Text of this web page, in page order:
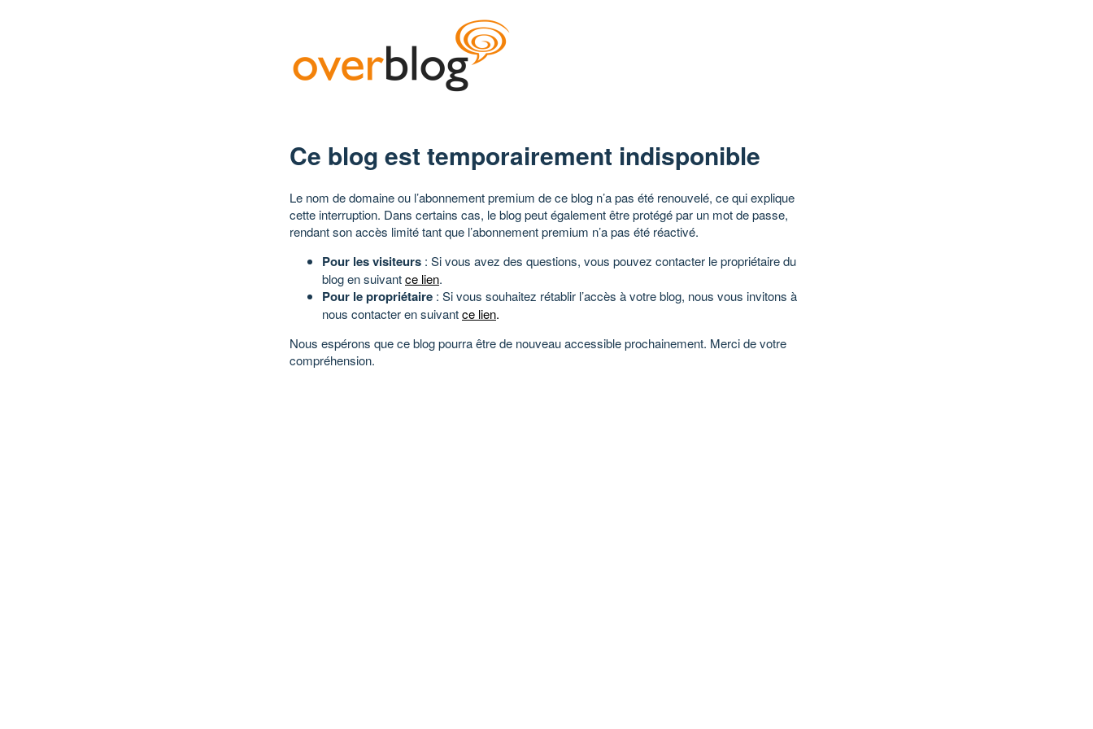
Ce blog est temporairement indisponible
Le nom de domaine ou l’abonnement premium de ce blog n’a pas été renouvelé, ce qui explique
cette interruption. Dans certains cas, le blog peut également être protégé par un mot de passe,
rendant son accès limité tant que l’abonnement premium n’a pas été réactivé.
Pour les visiteurs : Si vous avez des questions, vous pouvez contacter le propriétaire du
blog en suivantce lien.
Pour le propriétaire : Si vous souhaitez rétablir l’accès à votre blog, nous vous invitons à
nous contacter en suivantce lien.
Nous espérons que ce blog pourra être de nouveau accessible prochainement. Merci de votre
compréhension.